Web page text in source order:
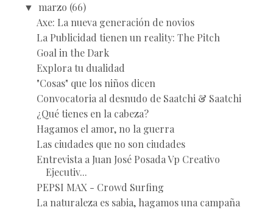
▼ marzo (66)
Axe: La nueva generación de novios
La Publicidad tienen un reality: The Pitch
Goal in the Dark
Explora tu dualidad
"Cosas" que los niños dicen
Convocatoria al desnudo de Saatchi & Saatchi
¿Qué tienes en la cabeza?
Hagamos el amor, no la guerra
Las ciudades que no son ciudades
Entrevista a Juan José Posada Vp Creativo
Ejecutiv...
PEPSI MAX - Crowd Surfing
La naturaleza es sabia, hagamos una campaña